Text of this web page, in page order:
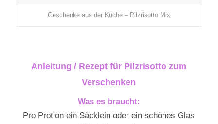
Geschenke aus der Küche – Pilzrisotto Mix
Anleitung / Rezept für Pilzrisotto zum
Verschenken
Was es braucht:
Pro Protion ein Säcklein oder ein schönes Glas